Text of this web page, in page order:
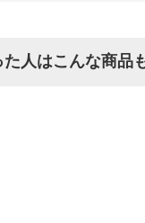
た人はこんな商品